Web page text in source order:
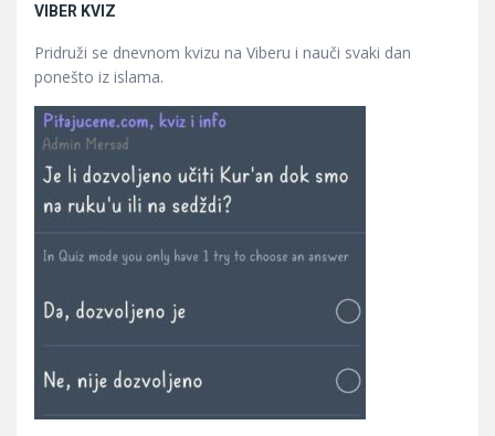
VIBER KVIZ
Pridruži se dnevnom kvizu na Viberu i nauči svaki dan
ponešto iz islama.